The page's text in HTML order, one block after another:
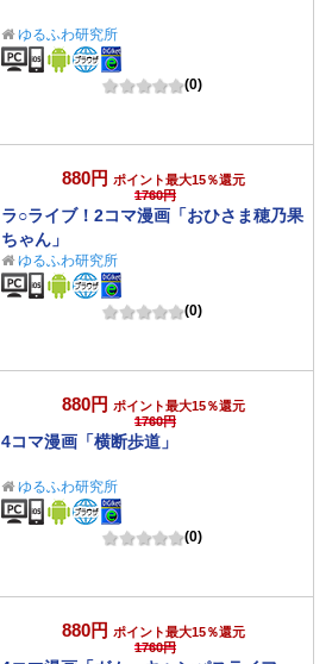
ゆるふわ研究所
(0)
880円 ポイント最大15％還元
1760円
ラ○ライブ！2コマ漫画「おひさま穂乃果
ちゃん」
ゆるふわ研究所
(0)
880円 ポイント最大15％還元
1760円
4コマ漫画「横断歩道」
ゆるふわ研究所
(0)
880円 ポイント最大15％還元
1760円